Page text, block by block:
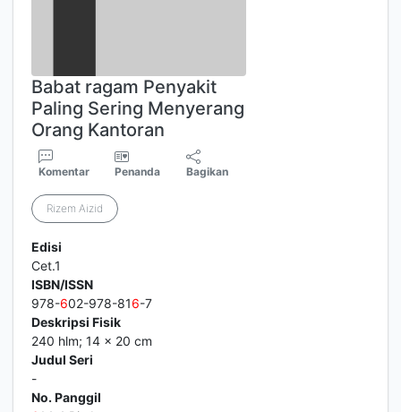
Babat ragam Penyakit
Paling Sering Menyerang
Orang Kantoran
Komentar Penanda Bagikan
Rizem Aizid
Edisi
Cet.1
ISBN/ISSN
978-602-978-816-7
Deskripsi Fisik
240 hlm; 14 x 20 cm
Judul Seri
-
No. Panggil